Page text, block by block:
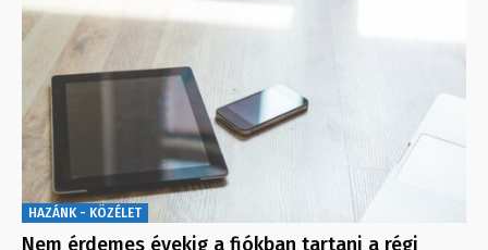
HAZÁNK - KÖZÉLET
Nem érdemes évekig a fiókban tartani a régi